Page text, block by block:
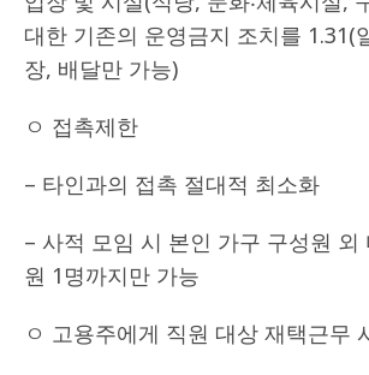
대한 기존의 운영금지 조치를 1.31(
장, 배달만 가능)
ㅇ 접촉제한
– 타인과의 접촉 절대적 최소화
– 사적 모임 시 본인 가구 구성원 외
원 1명까지만 가능
ㅇ 고용주에게 직원 대상 재택근무